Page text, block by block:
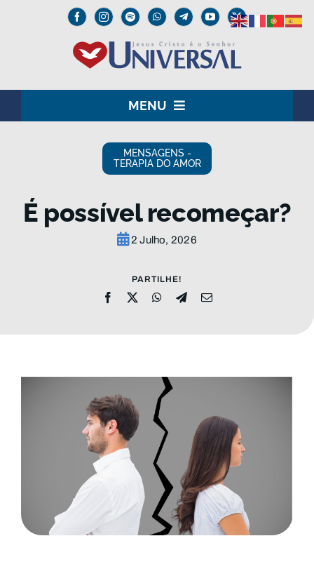
MENU
O SENHOR JESUS
INSTITUCIONAL
MENSAGENS -
TERAPIA DO AMOR
É possível recomeçar?
2 Julho, 2026
PARTILHE!